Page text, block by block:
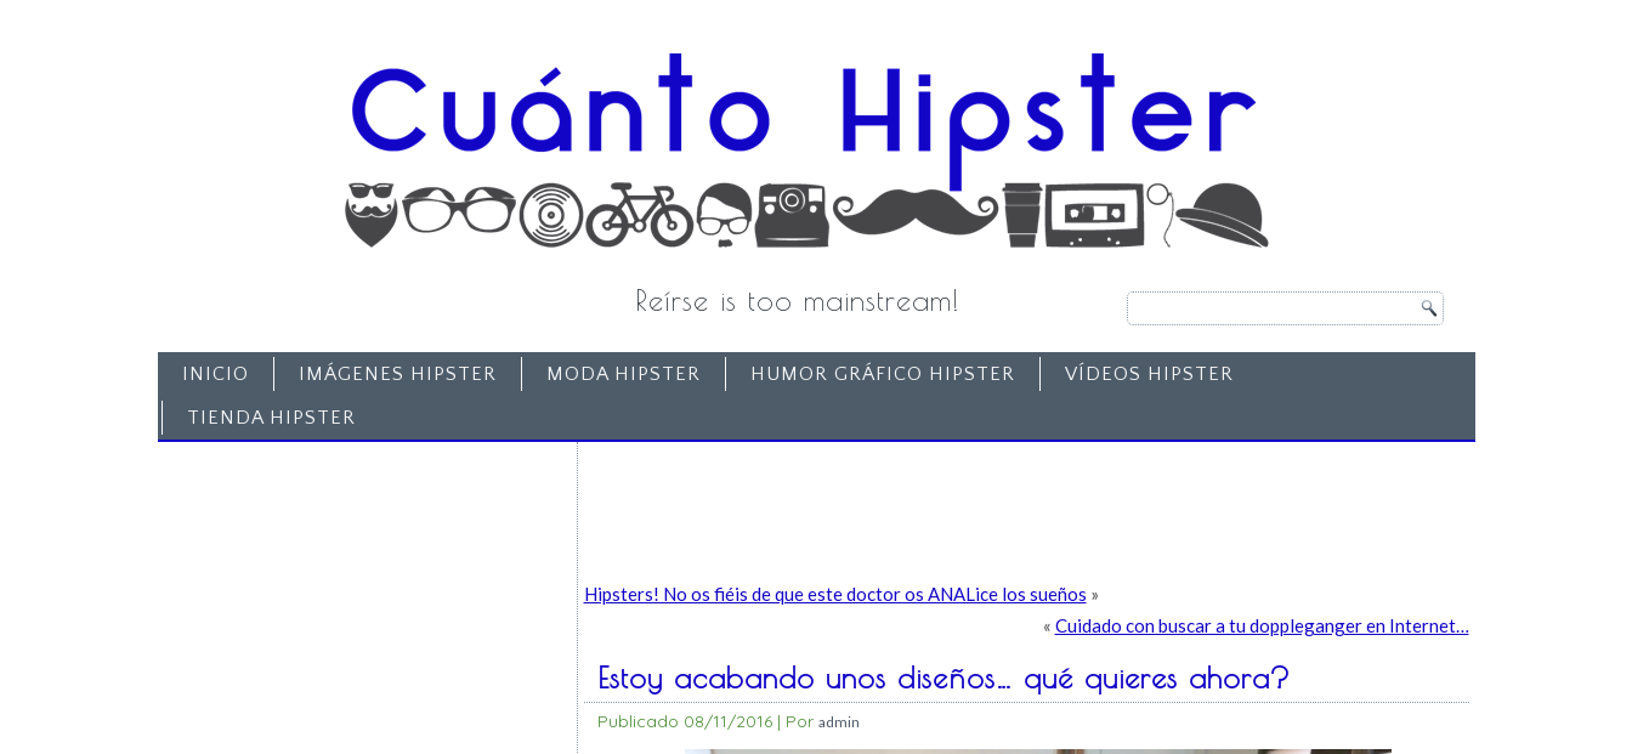
Reírse is too mainstream!
INICIO IMÁGENES HIPSTER MODA HIPSTER HUMOR GRÁFICO HIPSTER
VÍDEOS HIPSTER
TIENDA HIPSTER
Hipsters! No os fiéis de que este doctor os ANALice los sueños »
« Cuidado con buscar a tu doppleganger en Internet…
Estoy acabando unos diseños… qué quieres ahora?
Publicado 08/11/2016| Por admin